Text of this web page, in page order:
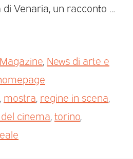
di Venaria, un racconto …
Magazine, News di arte e
, mostra, regine in scena,
cinema,torino,